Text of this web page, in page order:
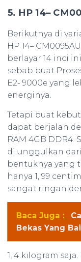
5. HP 14–
Berikutnya di
HP 14–
berlayar 14 inci
sebab buat
E2- 9000e yang
energinya.
Tetapi buat
dapat berjalan
RAM 4GB
di unggulkan
bentuknya yang
hanya 1, 99
sangat ringan
Baca Juga :
Bekas Yang
1, 4 kilogram